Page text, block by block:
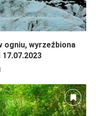
ogniu, wyrzeźbiona
17.07.2023